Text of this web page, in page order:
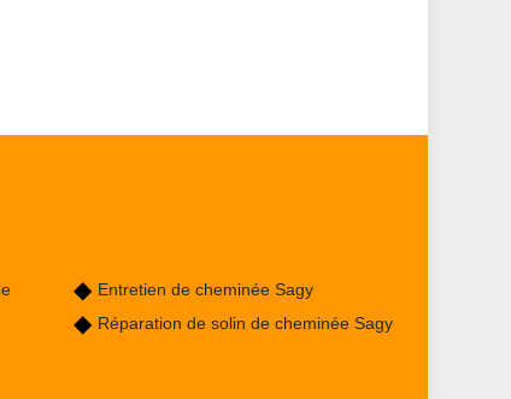
Entretien de cheminée Sagy
Réparation de solin de cheminée Sagy